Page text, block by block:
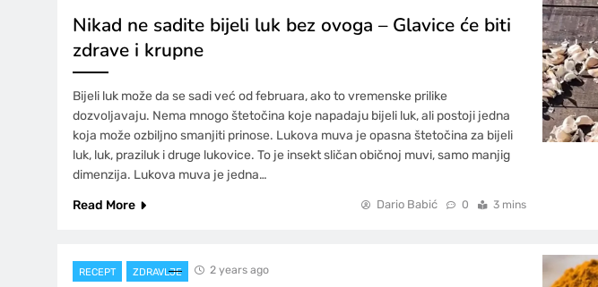
Nikad ne sadite bijeli luk bez ovoga – Glavice će biti
zdrave i krupne
Bijeli luk može da se sadi već od februara, ako to vremenske prilike
dozvoljavaju. Nema mnogo štetočina koje napadaju bijeli luk, ali postoji jedna
koja može ozbiljno smanjiti prinose. Lukova muva je opasna štetočina za bijeli
luk, luk, praziluk i druge lukovice. To je insekt sličan običnoj muvi, samo manjig
dimenzija. Lukova muva je jedna…
Read More
Dario Babić 0 3 mins
RECEPT ZDRAVLJE 2 years ago